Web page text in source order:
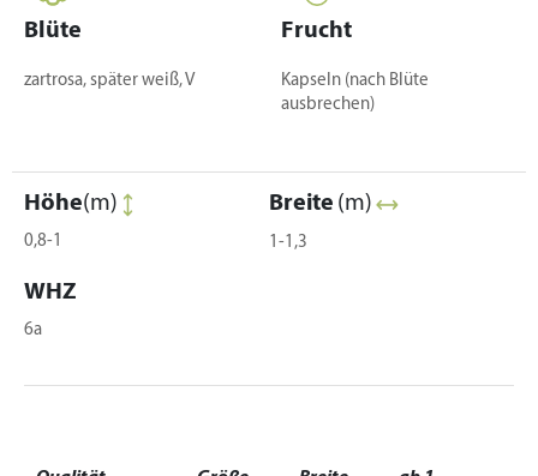
Blüte
zartrosa, später weiß, V
Frucht
Kapseln (nach Blüte
ausbrechen)
Höhe(m)
0,8-1
Breite (m)
1-1,3
WHZ
6a